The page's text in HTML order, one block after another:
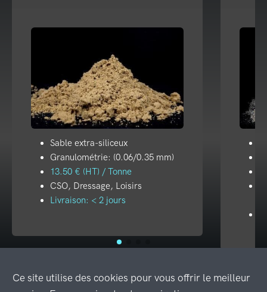
Sable extra-siliceux
Granulométrie: (0.06/0.35 mm)
13.50 € (HT) / Tonne
CSO, Dressage, Loisirs
Livraison: < 2 jours
Ce site utilise des cookies pour vous offrir le meilleur